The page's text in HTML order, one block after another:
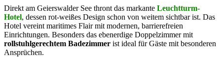
Direkt am Geierswalder See thront das markante Leuchtturm-
Hotel, dessen rot-weißes Design schon von weitem sichtbar ist. Das
Hotel vereint maritimes Flair mit modernen, barrierefreien
Einrichtungen. Besonders das ebenerdige Doppelzimmer mit
rollstuhlgerechtem Badezimmer ist ideal für Gäste mit besonderen
Ansprüchen.